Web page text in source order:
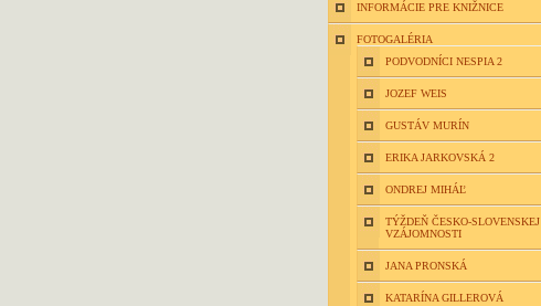
INFORMÁCIE PRE KNIŽNICE
FOTOGALÉRIA
PODVODNÍCI NESPIA 2
JOZEF WEIS
GUSTÁV MURÍN
ERIKA JARKOVSKÁ 2
ONDREJ MIHÁĽ
TÝŽDEŇ ČESKO-SLOVENSKEJ
VZÁJOMNOSTI
JANA PRONSKÁ
KATARÍNA GILLEROVÁ